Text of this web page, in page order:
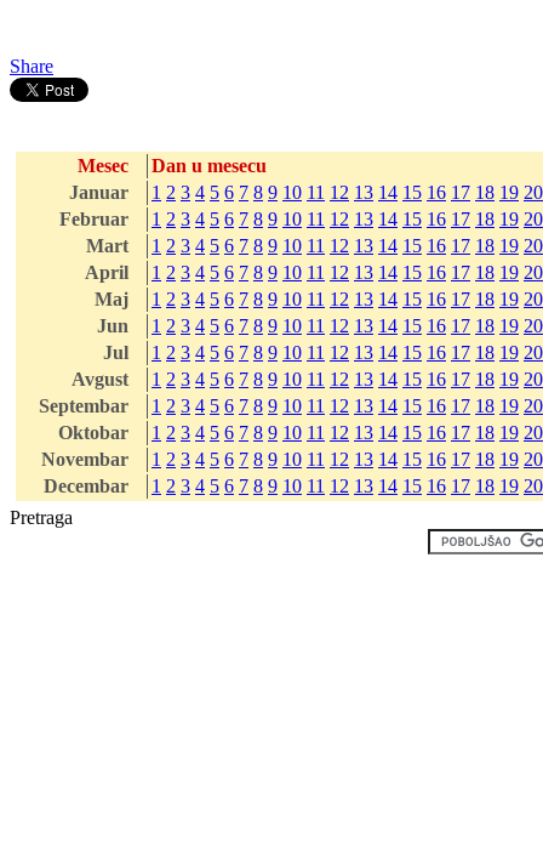
Share
Mesec
Dan u mesecu
Januar
1 2 3 4 5 6 7 8 9 10 11 12 13 14 15 16 17 18 19 20
Februar
1 2 3 4 5 6 7 8 9 10 11 12 13 14 15 16 17 18 19 20
Mart
1 2 3 4 5 6 7 8 9 10 11 12 13 14 15 16 17 18 19 20
April
1 2 3 4 5 6 7 8 9 10 11 12 13 14 15 16 17 18 19 20
Maj
1 2 3 4 5 6 7 8 9 10 11 12 13 14 15 16 17 18 19 20
Jun
1 2 3 4 5 6 7 8 9 10 11 12 13 14 15 16 17 18 19 20
Jul
1 2 3 4 5 6 7 8 9 10 11 12 13 14 15 16 17 18 19 20
Avgust
1 2 3 4 5 6 7 8 9 10 11 12 13 14 15 16 17 18 19 20
Septembar
1 2 3 4 5 6 7 8 9 10 11 12 13 14 15 16 17 18 19 20
Oktobar
1 2 3 4 5 6 7 8 9 10 11 12 13 14 15 16 17 18 19 20
Novembar
1 2 3 4 5 6 7 8 9 10 11 12 13 14 15 16 17 18 19 20
Decembar
1 2 3 4 5 6 7 8 9 10 11 12 13 14 15 16 17 18 19 20
Pretraga